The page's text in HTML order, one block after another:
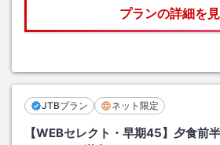
プランの詳細を
JTBプラン ネット限定
【WEBセレクト・早期45】夕食前